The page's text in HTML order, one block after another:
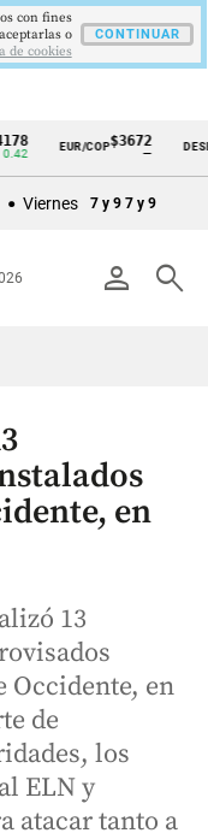
EUR/COP$3672
—
Viernes 7 y 9 7 y 9
person search
en
13
Occidente, en
de
los
ELN y
atacar tanto a
con fines
o
de cookies
CONTINUAR